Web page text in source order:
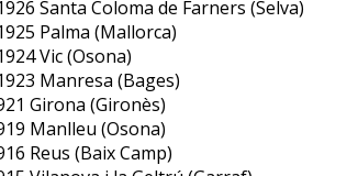
Santa Coloma de Farners (Selva)
Palma (Mallorca)
Vic (Osona)
Manresa (Bages)
Girona (Gironès)
Manlleu (Osona)
Reus (Baix Camp)